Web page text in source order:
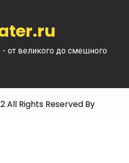
от великого до смешного
All Rights Reserved By